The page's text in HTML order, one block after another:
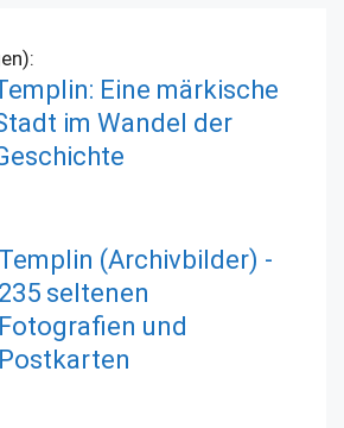
Eine märkische
im Wandel der
Templin (Archivbilder) -
235 seltenen
Fotografien und
Postkarten